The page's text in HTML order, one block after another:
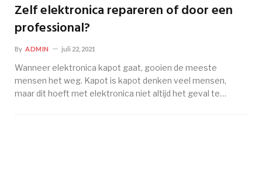
Zelf elektronica repareren of door een
professional?
By ADMIN juli 22, 2021
Wanneer elektronica kapot gaat, gooien de meeste
mensen het weg. Kapot is kapot denken veel mensen,
maar dit hoeft met elektronica niet altijd het geval te…